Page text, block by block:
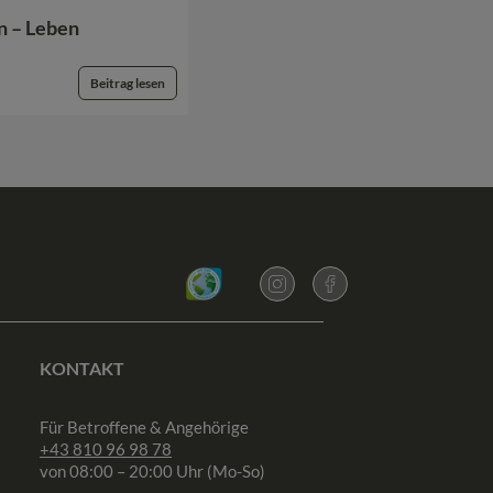
– Leben
Beitrag lesen
KONTAKT
Für Betroffene & Angehörige
+43 810 96 98 78
von 08:00 – 20:00 Uhr (Mo-So)